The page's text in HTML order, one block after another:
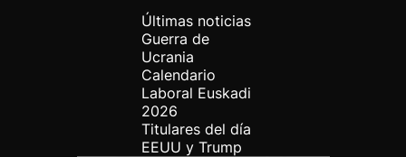
Últimas noticias
Guerra de
Ucrania
Calendario
Laboral Euskadi
2026
Titulares del día
EEUU y Trump